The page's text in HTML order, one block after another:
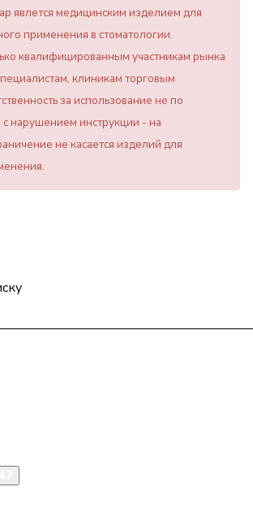
явлется медицинским изделием для
применения в стоматологии.
квалифицированным участникам рынка
клиникам торговым
за использование не по
нарушением инструкции - на
не касается изделий для